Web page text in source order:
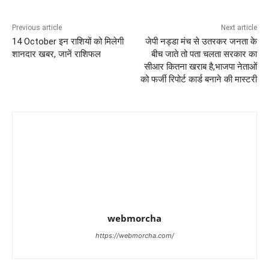
Previous article
14 October इन राशियों को मिलेगी
शानदार खबर, जानें राशिफल
Next article
जेपी नड्डा मंच से उतरकर जनता के
बीच जाते तो पता चलता सरकार का
सीआर कितना खराब है,भाजपा नेताओं
को फर्जी रिपोर्ट कार्ड बनाने की मास्टरी
webmorcha
https://webmorcha.com/